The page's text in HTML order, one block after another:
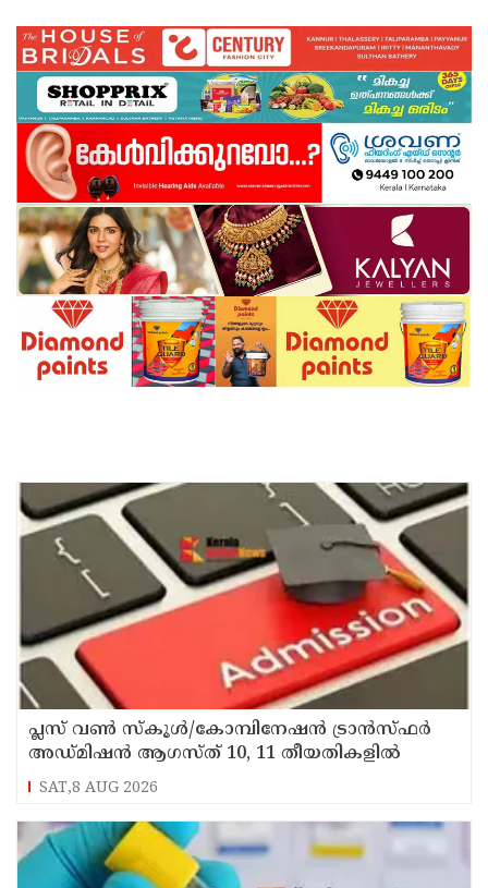
പ്ലസ് വൺ സ്‌കൂൾ/കോമ്പിനേഷൻ ട്രാൻസ്ഫർ
അഡ്മിഷൻ ആഗസ്ത് 10, 11 തീയതികളിൽ
SAT,8 AUG 2026